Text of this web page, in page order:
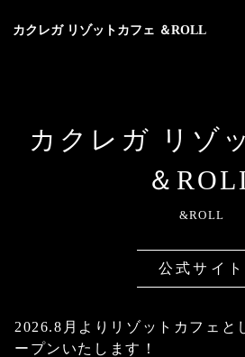
カクレガ リゾットカフェ ＆ROLL
カクレガ リゾ
＆
&ROLL
公式サイト
2026.8月よりリゾットカフェと
ープンいたします！